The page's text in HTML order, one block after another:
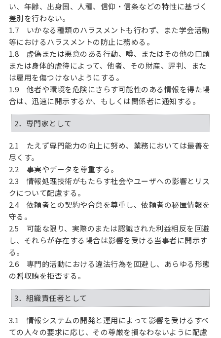
い、年齢、出身国、人種、信仰・信条などの特性に基づく
差別を行わない。
1.7 いかなる種類のハラスメントも行わず、また学会活動
等におけるハラスメントの防止に務める。
1.8 虚偽または悪意のある行動、噂、またはその他の口頭
または身体的虐待によって、他者、その財産、評判、また
は雇用を傷つけないようにする。
1.9 他者や環境を危険にさらす可能性のある情報を得た場
合は、迅速に開示するか、もしくは関係者に通知する。
2．専門家として
2.1 たえず専門能力の向上に努め、業務においては最善を
尽くす。
2.2 事実やデータを尊重する。
2.3 情報処理技術がもたらす社会やユーザへの影響とリス
クについて配慮する。
2.4 依頼者との契約や合意を尊重し、依頼者の秘匿情報を
守る。
2.5 可能な限り、実際のまたは認識された利益相反を回避
し、それらが存在する場合は影響を受ける当事者に開示す
る。
2.6 専門的活動における違法行為を回避し、あらゆる形態
の贈収賄を拒否する。
3．組織責任者として
3.1 情報システムの開発と運用によって影響を受けるすべ
ての人々の要求に応じ、その尊厳を損なわないように配慮